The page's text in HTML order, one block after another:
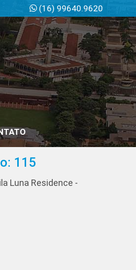
(16) 99640.9620
115
Luna Residence -